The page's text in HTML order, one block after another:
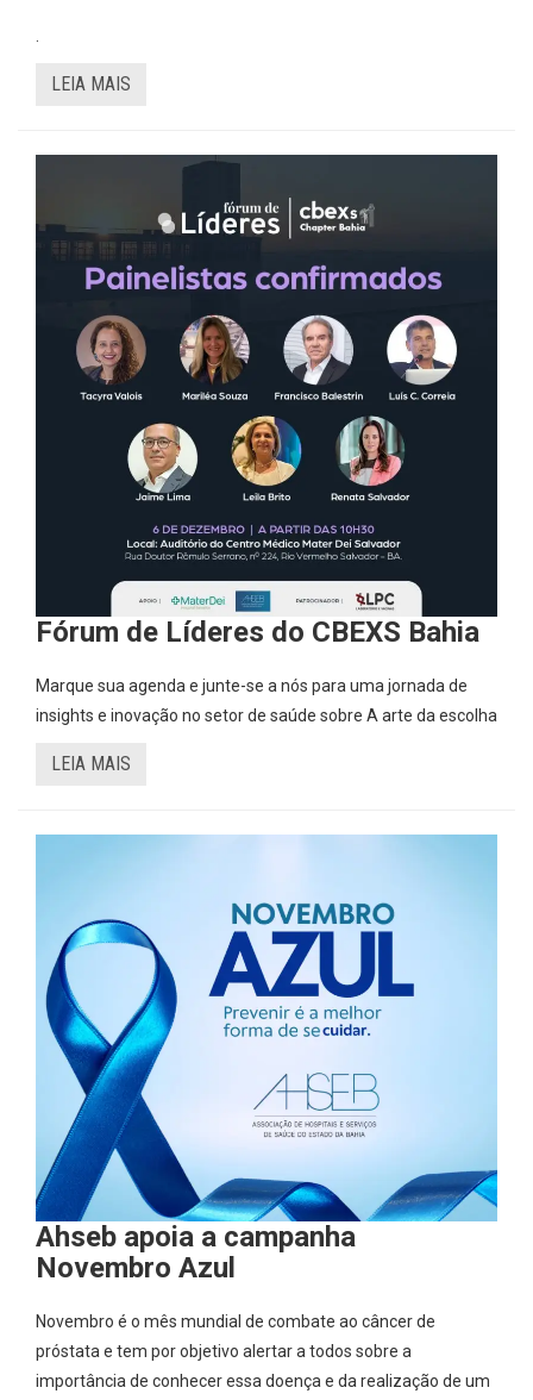
LEIA MAIS
Fórum de Líderes do CBEXS Bahia
Marque sua agenda e junte-se a nós para uma jornada de
insights e inovação no setor de saúde sobre A arte da escolha
LEIA MAIS
Ahseb apoia a campanha
Novembro Azul
Novembro é o mês mundial de combate ao câncer de
próstata e tem por objetivo alertar a todos sobre a
importância de conhecer essa doença e da realização de um